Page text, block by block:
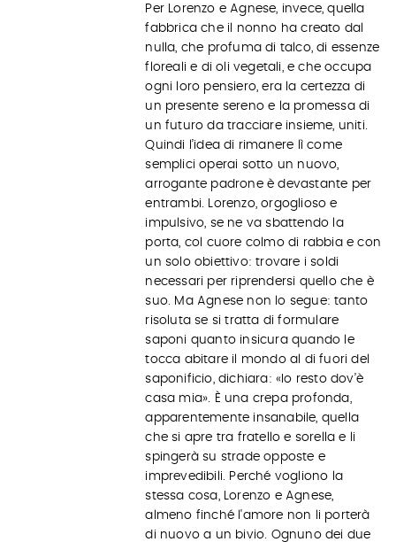
Per Lorenzo e Agnese, invece, quella
fabbrica che il nonno ha creato dal
nulla, che profuma di talco, di essenze
floreali e di oli vegetali, e che occupa
ogni loro pensiero, era la certezza di
un presente sereno e la promessa di
un futuro da tracciare insieme, uniti.
Quindi l’idea di rimanere lì come
semplici operai sotto un nuovo,
arrogante padrone è devastante per
entrambi. Lorenzo, orgoglioso e
impulsivo, se ne va sbattendo la
porta, col cuore colmo di rabbia e con
un solo obiettivo: trovare i soldi
necessari per riprendersi quello che è
suo. Ma Agnese non lo segue: tanto
risoluta se si tratta di formulare
saponi quanto insicura quando le
tocca abitare il mondo al di fuori del
saponificio, dichiara: «Io resto dov’è
casa mia». È una crepa profonda,
apparentemente insanabile, quella
che si apre tra fratello e sorella e li
spingerà su strade opposte e
imprevedibili. Perché vogliono la
stessa cosa, Lorenzo e Agnese,
almeno finché l'amore non li porterà
di nuovo a un bivio. Ognuno dei due